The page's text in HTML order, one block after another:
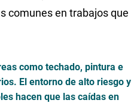
comunes en trabajos que
como techado, pintura e
El entorno de alto riesgo y
hacen que las caídas en